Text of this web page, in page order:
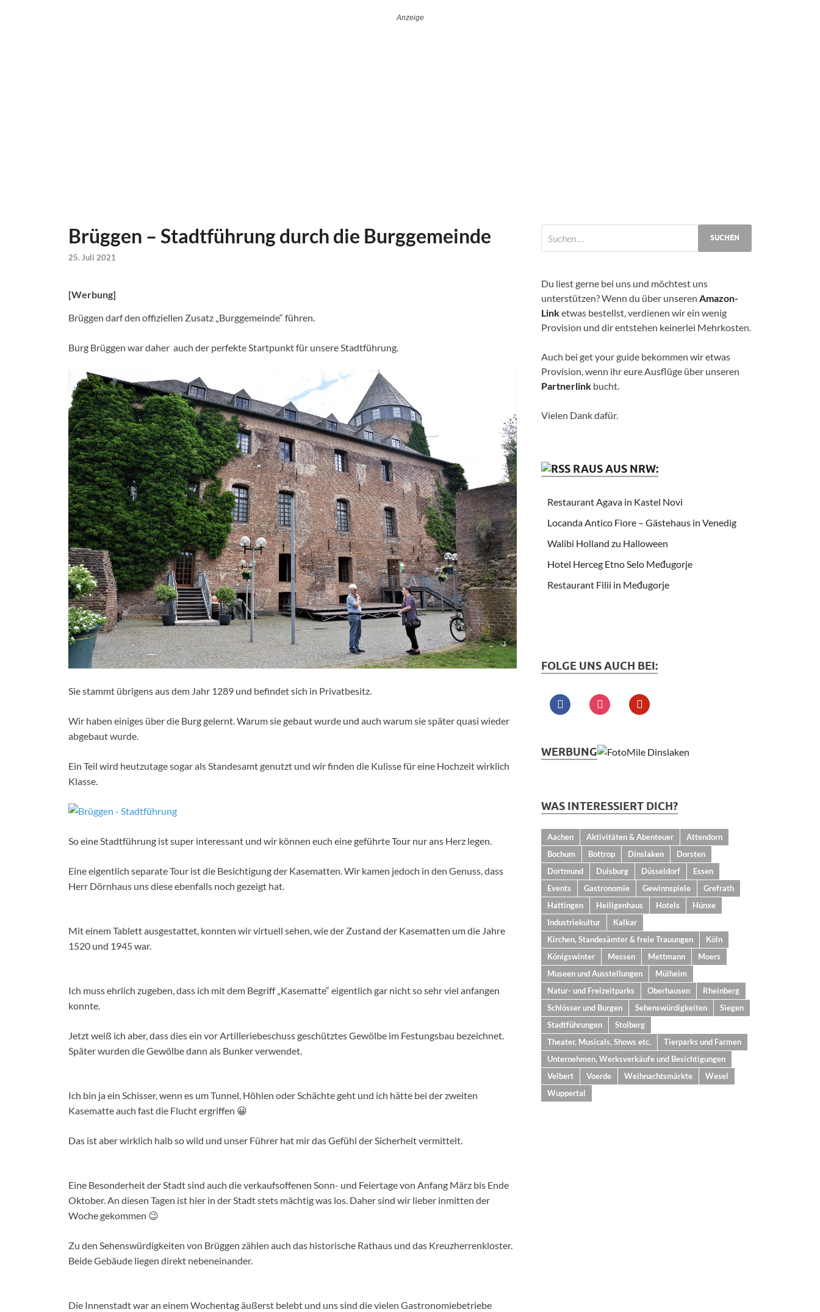
Brüggen – Stadtführung durch die Burggemeinde
25. Juli 2021
[Werbung]
Brüggen darf den offiziellen Zusatz „Burggemeinde“ führen.
Burg Brüggen war daher auch der perfekte Startpunkt für unsere Stadtführung.
Sie stammt übrigens aus dem Jahr 1289 und befindet sich in Privatbesitz.
Wir haben einiges über die Burg gelernt. Warum sie gebaut wurde und auch warum sie später quasi wieder
abgebaut wurde.
Ein Teil wird heutzutage sogar als Standesamt genutzt und wir finden die Kulisse für eine Hochzeit wirklich
Klasse.
So eine Stadtführung ist super interessant und wir können euch eine geführte Tour nur ans Herz legen.
Eine eigentlich separate Tour ist die Besichtigung der Kasematten. Wir kamen jedoch in den Genuss, dass
Herr Dörnhaus uns diese ebenfalls noch gezeigt hat.
Mit einem Tablett ausgestattet, konnten wir virtuell sehen, wie der Zustand der Kasematten um die Jahre
1520 und 1945 war.
Ich muss ehrlich zugeben, dass ich mit dem Begriff „Kasematte“ eigentlich gar nicht so sehr viel anfangen
konnte.
Jetzt weiß ich aber, dass dies ein vor Artilleriebeschuss geschütztes Gewölbe im Festungsbau bezeichnet.
Später wurden die Gewölbe dann als Bunker verwendet.
Ich bin ja ein Schisser, wenn es um Tunnel, Höhlen oder Schächte geht und ich hätte bei der zweiten
Kasematte auch fast die Flucht ergriffen 😀
Das ist aber wirklich halb so wild und unser Führer hat mir das Gefühl der Sicherheit vermittelt.
Eine Besonderheit der Stadt sind auch die verkaufsoffenen Sonn- und Feiertage von Anfang März bis Ende
Oktober. An diesen Tagen ist hier in der Stadt stets mächtig was los. Daher sind wir lieber inmitten der
Woche gekommen 😉
Zu den Sehenswürdigkeiten von Brüggen zählen auch das historische Rathaus und das Kreuzherrenkloster.
Beide Gebäude liegen direkt nebeneinander.
Die Innenstadt war an einem Wochentag äußerst belebt und uns sind die vielen Gastronomiebetriebe
Du liest gerne bei uns und möchtest uns
unterstützen? Wenn du über unseren Amazon-
Linketwas bestellst, verdienen wir ein wenig
Provision und dir entstehen keinerlei Mehrkosten.
Auch bei get your guide bekommen wir etwas
Provision, wenn ihr eure Ausflüge über unseren
Partnerlink bucht.
Vielen Dank dafür.
RAUS AUS NRW:
Restaurant Agava in Kastel Novi
Locanda Antico Fiore – Gästehaus in Venedig
Walibi Holland zu Halloween
Hotel Herceg Etno Selo Međugorje
Restaurant Filii in Međugorje
FOLGE UNS AUCH BEI:
WERBUNG
WAS INTERESSIERT DICH?
Aachen Aktivitäten & Abenteuer
Attendorn
Bochum
Bottrop Dinslaken
Dorsten
Dortmund
Duisburg Düsseldorf
Essen
Events
Gastronomie Gewinnspiele
Grefrath
Hattingen
Heiligenhaus Hotels
Hünxe
Industriekultur
Kalkar
Kirchen, Standesämter & freie Trauungen
Köln
Königswinter
Messen Mettmann
Moers
Museen und Ausstellungen
Mülheim
Natur- und Freizeitparks
Oberhausen
Rheinberg
Schlösser und Burgen
Sehenswürdigkeiten
Siegen
Stadtführungen
Stolberg
Theater, Musicals, Shows etc.
Tierparks und Farmen
Unternehmen, Werksverkäufe und Besichtigungen
Velbert
Voerde Weihnachtsmärkte
Wesel
Wuppertal